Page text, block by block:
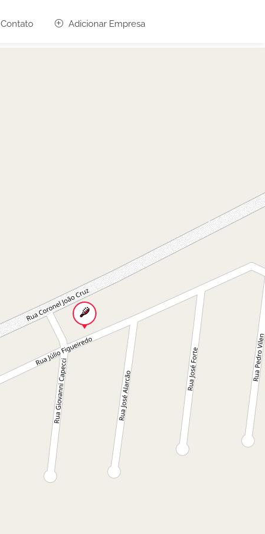
Contato Adicionar Empresa